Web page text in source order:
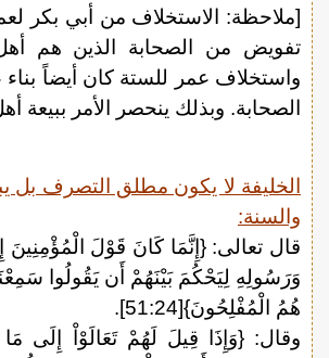
[ملاحظة: الاستخلاف من أبي بكر
تفويض من الصحابة الذين هم
واستخلاف عمر للستة كان أيضاً
الصحابة. وبذلك ينحصر الأمر ببيعة
الخليفة لا يكون مطلق التصرف بل
والسنة:
قال تعالى: {إِنَّمَا كَانَ قَوْلَ الْمُؤْمِنِينَ
وَرَسُولِهِ لِيَحْكُمَ بَيْنَهُمْ أَن يَقُولُوا
هُمُ الْمُفْلِحُونَ}[51:24].
وقال: {وَإِذَا قِيلَ لَهُمْ تَعَالَوْاْ إِلَى مَا